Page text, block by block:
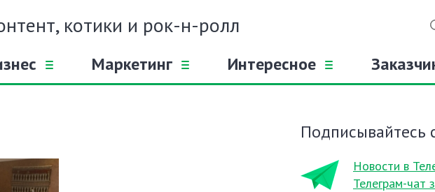
котики и рок-н-ролл
Маркетинг Интересное
Подписывайтесь
Новости в
Телеграм-чат